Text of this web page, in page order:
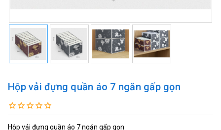
Hộp vải đựng quần áo 7 ngăn gấp gọn
Hộp vải đựng quần áo 7 ngăn gấp gọn